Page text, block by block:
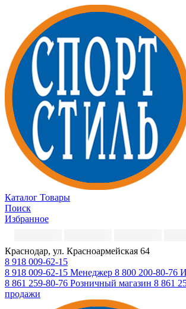
Каталог Товары
Поиск
Избранное
Краснодар, ул. Красноармейская 64
8 918 009-62-15
8 918 009-62-15 Менеджер 8 800 200-80-76
8 861 259-80-76 Розничный магазин 8 861
продажи